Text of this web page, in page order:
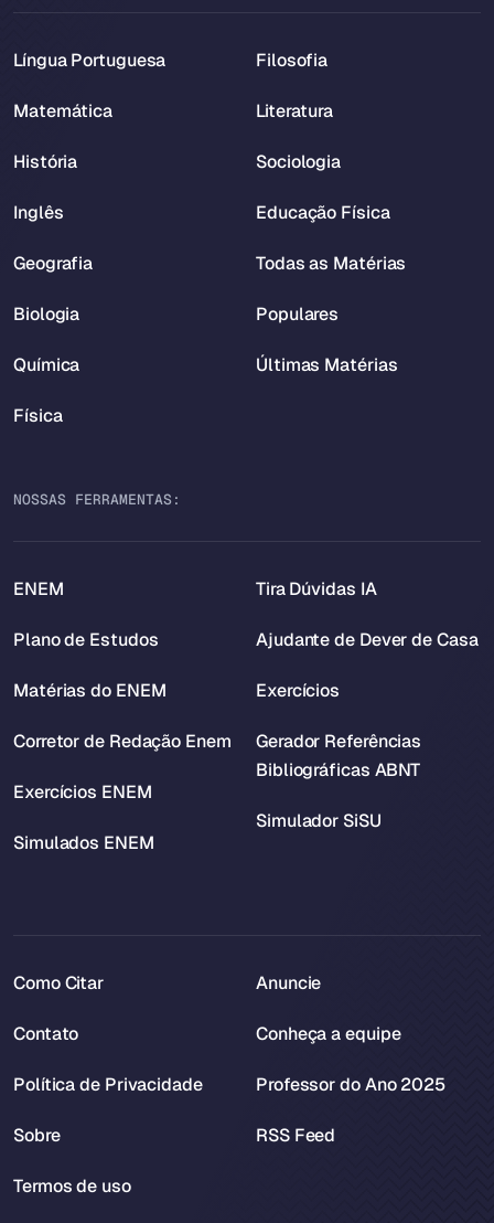
Língua Portuguesa
Matemática
História
Inglês
Geografia
Biologia
Química
Física
Filosofia
Literatura
Sociologia
Educação Física
Todas as Matérias
Populares
Últimas Matérias
NOSSAS FERRAMENTAS:
ENEM
Plano de Estudos
Matérias do ENEM
Corretor de Redação Enem
Exercícios ENEM
Simulados ENEM
Tira Dúvidas IA
Ajudante de Dever de Casa
Exercícios
Gerador Referências
Bibliográficas ABNT
Simulador SiSU
Como Citar
Contato
Política de Privacidade
Sobre
Termos de uso
Anuncie
Conheça a equipe
Professor do Ano 2025
RSS Feed